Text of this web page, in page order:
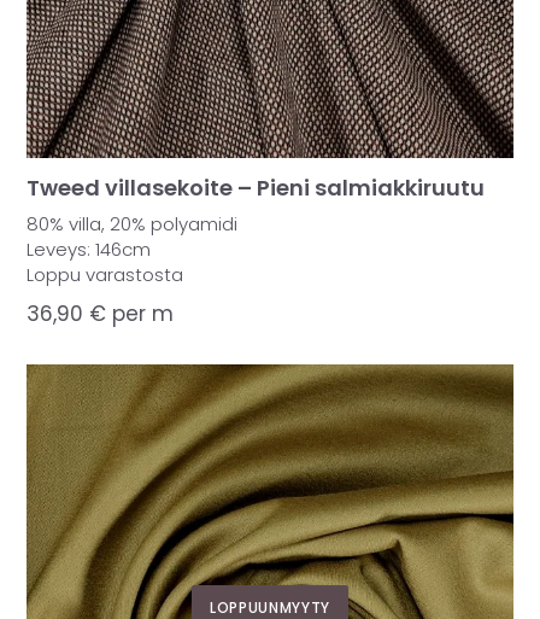
Tweed villasekoite – Pieni salmiakkiruutu
80% villa, 20% polyamidi
Leveys: 146cm
Loppu varastosta
36,90 € per m
LOPPUUNMYYTY